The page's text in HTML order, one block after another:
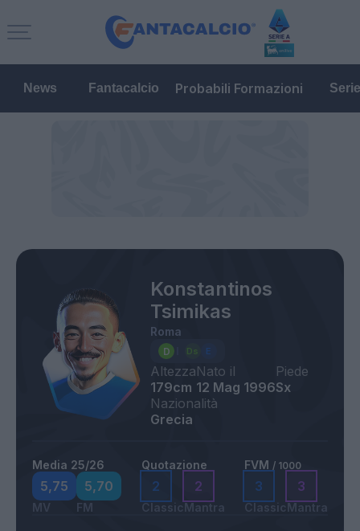
News Fantacalcio Probabili Formazioni
Konstantinos
Tsimikas
Roma
Altezza
179cm
Nato il
12 Mag 1996
Piede
Sx
Nazionalità
Grecia
Media 25/26
5,75
MV
5,70
FM
Quotazione
2
Classic
2
Mantra
FVM / 1000
3
Classic
3
Mantra